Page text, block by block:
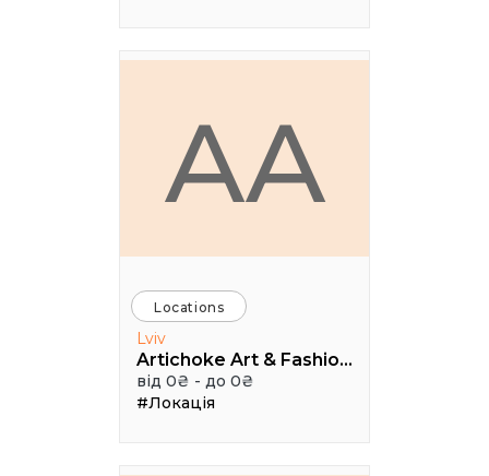
AA
Locations
Lviv
Artichoke Art & Fashion School
від 0₴ - до 0₴
#Локація